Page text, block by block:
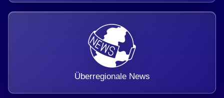
Überregionale News